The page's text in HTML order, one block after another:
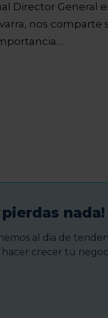
Director General
nos comparte
pierdas nada!
al dia de
crecer tu